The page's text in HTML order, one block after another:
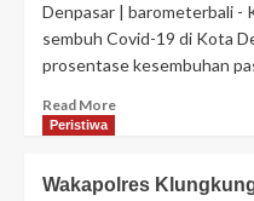
Denpasar | barometerbali -
sembuh Covid-19 di Kota
prosentase kesembuhan
Read More
Peristiwa
Wakapolres